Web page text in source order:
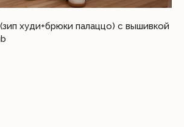
худи+брюки палаццо) c вышивкой